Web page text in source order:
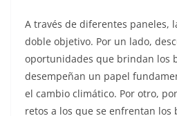
A través de diferentes paneles,
doble objetivo. Por un lado,
oportunidades que brindan los
desempeñan un papel
el cambio climático. Por otro,
retos a los que se enfrentan los